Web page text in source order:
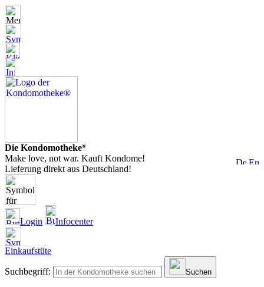
Die Kondomotheke®
Make love, not war. Kauft Kondome!
Lieferung direkt aus Deutschland!
Login Infocenter
Einkaufstüte
Suchbegriff: Suchen